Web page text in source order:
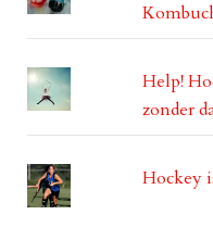
Help!
zonder
Hockey